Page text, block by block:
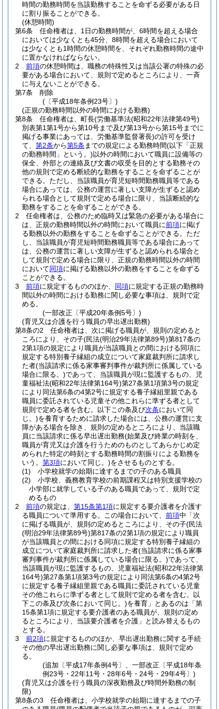
時間の勤務時間を当該勤務することを命ずる必要がある日
に割り振ることができる。
(休憩時間)
第6条
任命権者は、1日の勤務時間が、6時間を超える場合
においては少なくとも45分、8時間を超える場合において
は少なくとも1時間の休憩時間を、それぞれ勤務時間の途中
に置かなければならない。
2
前項の休憩時間は、職務の特殊性又は当該公署の特殊の必
要がある場合において、規則で定めるところにより、一斉
に与えないことができる。
第7条
削除
(〔平成18年条例23号〕)
(正規の勤務時間以外の時間における勤務)
第8条
任命権者は、町長(労働基準法(昭和22年法律第49号)
別表第1第1号から第10号まで及び第13号から第15号までに
掲げる事業にあっては、労働基準監督署長)の許可を受け
て、 第2条から第5条 までの規定による勤務時間(以下「正規
の勤務時間」という。)以外の時間において職員に設備等の
保全、外部との連絡及び文書の収受を目的とする勤務その
他の規則で定める断続的な勤務をすることを命ずることが
できる。 ただし、当該職員が育児短時間勤務職員等である
場合にあっては、公務の運営に著しい支障が生ずると認め
られる場合として規則で定める場合に限り、当該断続的な
勤務をすることを命ずることができる。
2
任命権者は、公務のため臨時又は緊急の必要がある場合に
は、正規の勤務時間以外の時間において職員に前項に掲げ
る勤務以外の勤務をすることを命ずることができる。 ただ
し、当該職員が育児短時間勤務職員等である場合にあって
は、公務の運営に著しい支障が生ずると認められる場合と
して規則で定める場合に限り、正規の勤務時間以外の時間
において同項に掲げる勤務以外の勤務をすることを命ずる
ことができる。
3
前項に規定するもののほか、 同項に規定する正規の勤務時
間以外の時間における勤務に関し必要な事項は、規則で定
める。
(一部改正〔平成20年条例5号〕)
(育児又は介護を行う職員の早出遅出勤務)
第8条の2
任命権者は、次に掲げる職員が、規則の定めると
ころにより、その子(民法(明治29年法律第89号)第817条の
2第1項の規定により職員が当該職員との間における同項に
規定する特別養子縁組の成立について家庭裁判所に請求し
た者(当該請求に係る家事審判事件が裁判所に係属している
場合に限る。)であって、当該職員が現に監護するもの、児
童福祉法(昭和22年法律第164号)第27条第1項第3号の規定
により同法第6条の4第2号に規定する養子縁組里親である
職員に委託されている児童その他これらに準ずる者として
規則で定める者を含む。以下この条及び次条において同
じ。)を養育するために請求した場合には、公務の運営に支
障がある場合を除き、規則の定めるところにより、当該職
員に当該請求に係る早出遅出勤務(始業及び終業の時刻を、
職員が育児又は介護を行うためのものとしてあらかじめ定
められた特定の時刻とする勤務時間の割振りによる勤務を
いう。 第3項において同じ。)をさせるものとする。
(1)
小学校就学の始期に達するまでの子のある職員
(2)
小学校、義務教育学校の前期課程又は特別支援学校の
小学部に就学している子のある職員であって、規則で定
めるもの
2
前項の規定は、 第15条第1項に規定する要介護者を介護す
る職員について準用する。
この場合において、 前項中「次
に掲げる職員が、規則の定めるところにより、その子(民法
(明治29年法律第89号)第817条の2第1項の規定により職員
が当該職員との間における同項に規定する特別養子縁組の
成立について家庭裁判所に請求した者(当該請求に係る家事
審判事件が裁判所に係属している場合に限る。)であって、
当該職員が現に監護するもの、児童福祉法(昭和22年法律第
164号)第27条第1項第3号の規定により同法第6条の4第2号
に規定する養子縁組里親である職員に委託されている児童
その他これらに準ずる者として規則で定める者を含む。以
下この条及び次条において同じ。)を養育」とあるのは「第
15条第1項に規定する要介護者のある職員が、規則の定め
るところにより、当該要介護者を介護」と読み替えるもの
とする。
3
前2項に規定するもののほか、早出遅出勤務に関する手続
その他の早出遅出勤務に関し必要な事項は、規則で定め
る。
(追加〔平成17年条例4号〕、一部改正〔平成18年条
例23号・22年11号・28年6号・24号・29年4号〕)
(育児又は介護を行う職員の深夜勤務及び時間外勤務の制
限)
第8条の3
任命権者は、小学校就学の始期に達するまでの子